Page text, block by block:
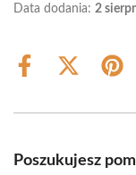
Data dodania: 2
Share
Share
(Twitter)
Poszukujesz